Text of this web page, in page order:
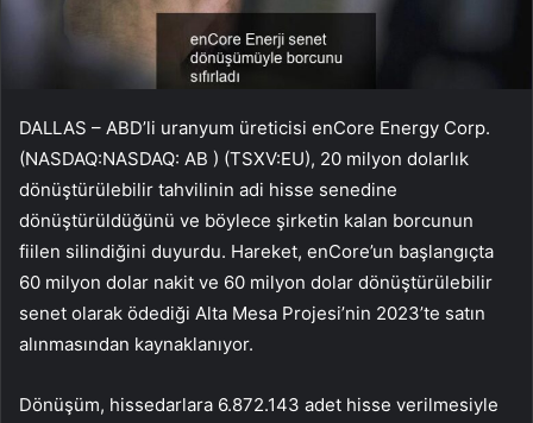
DALLAS – ABD’li uranyum üreticisi enCore Energy Corp.
(NASDAQ:NASDAQ: AB ) (TSXV:EU), 20 milyon dolarlık
dönüştürülebilir tahvilinin adi hisse senedine
dönüştürüldüğünü ve böylece şirketin kalan borcunun
fiilen silindiğini duyurdu. Hareket, enCore’un başlangıçta
60 milyon dolar nakit ve 60 milyon dolar dönüştürülebilir
senet olarak ödediği Alta Mesa Projesi’nin 2023’te satın
alınmasından kaynaklanıyor.
Dönüşüm, hissedarlara 6.872.143 adet hisse verilmesiyle